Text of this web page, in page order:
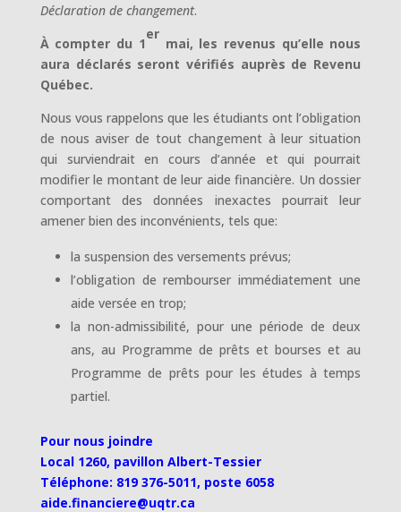
Déclaration de changement.
À compter du 1
er
mai, les revenus qu’elle nous
aura déclarés seront vérifiés auprès de Revenu
Québec.
Nous vous rappelons que les étudiants ont l’obligation
de nous aviser de tout changement à leur situation
qui surviendrait en cours d’année et qui pourrait
modifier le montant de leur aide financière. Un dossier
comportant des données inexactes pourrait leur
amener bien des inconvénients, tels que:
la suspension des versements prévus;
l’obligation de rembourser immédiatement une
aide versée en trop;
la non-admissibilité, pour une période de deux
ans, au Programme de prêts et bourses et au
Programme de prêts pour les études à temps
partiel.
Pour nous joindre
Local 1260, pavillon Albert-Tessier
Téléphone: 819 376-5011, poste 6058
aide.financiere@uqtr.ca